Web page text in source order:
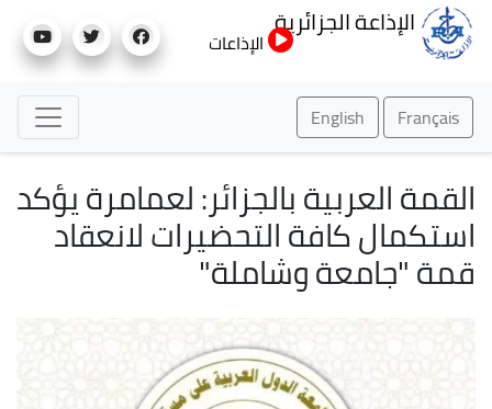
إلى
الإذاعة الجزائرية
الإذاعات
Français
English
القمة العربية بالجزائر: لعمامرة يؤكد
استكمال كافة التحضيرات لانعقاد
قمة "جامعة وشاملة"